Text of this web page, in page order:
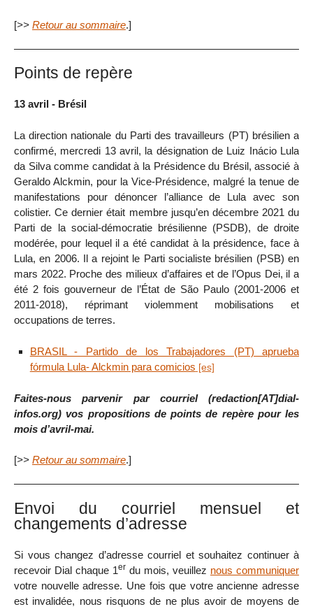
[>> Retour au sommaire.]
Points de repère
13 avril - Brésil
La direction nationale du Parti des travailleurs (PT) brésilien a
confirmé, mercredi 13 avril, la désignation de Luiz Inácio Lula
da Silva comme candidat à la Présidence du Brésil, associé à
Geraldo Alckmin, pour la Vice-Présidence, malgré la tenue de
manifestations pour dénoncer l’alliance de Lula avec son
colistier. Ce dernier était membre jusqu’en décembre 2021 du
Parti de la social-démocratie brésilienne (PSDB), de droite
modérée, pour lequel il a été candidat à la présidence, face à
Lula, en 2006. Il a rejoint le Parti socialiste brésilien (PSB) en
mars 2022. Proche des milieux d’affaires et de l’Opus Dei, il a
été 2 fois gouverneur de l’État de São Paulo (2001-2006 et
2011-2018), réprimant violemment mobilisations et
occupations de terres.
BRASIL - Partido de los Trabajadores (PT) aprueba
fórmula Lula- Alckmin para comicios
Faites-nous parvenir par courriel (redaction[AT]dial-
infos.org) vos propositions de points de repère pour les
mois d’avril-mai.
[>> Retour au sommaire.]
Envoi du courriel mensuel et
changements d’adresse
Si vous changez d’adresse courriel et souhaitez continuer à
recevoir Dial chaque 1er du mois, veuillez nous communiquer
votre nouvelle adresse. Une fois que votre ancienne adresse
est invalidée, nous risquons de ne plus avoir de moyens de